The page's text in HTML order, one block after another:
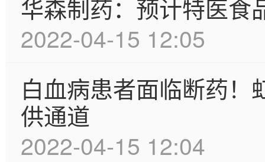
华森制药：预计特医食
2022-04-15 12:05
白血病患者面临断药
供通道
2022-04-15 12:04